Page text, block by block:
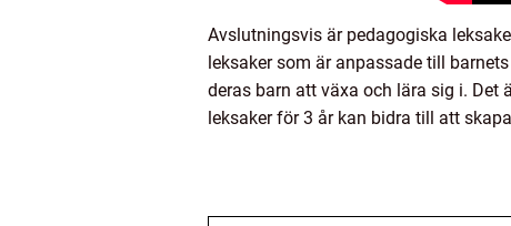
Avslutningsvis är pedagogiska
leksaker som är anpassade till
deras barn att växa och lära sig i.
leksaker för 3 år kan bidra till att